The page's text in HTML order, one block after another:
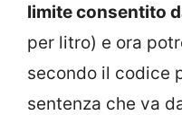
limite consentito
per litro) e ora
secondo il codice
sentenza che va